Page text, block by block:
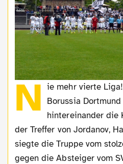
N ie mehr vierte
Borussia
hintereinander die
der Treffer von Jordanov,
siegte die Truppe vom
gegen die Absteiger vom